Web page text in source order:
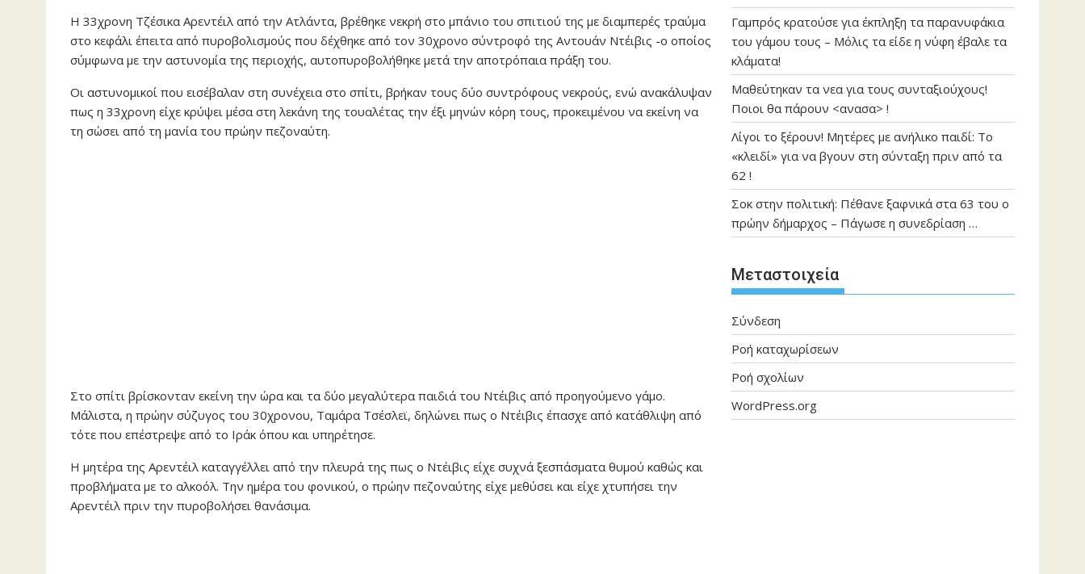
Η 33χρονη Τζέσικα Αρεντέιλ από την Ατλάντα, βρέθηκε νεκρή στο μπάνιο του σπιτιού της με διαμπερές τραύμα
στο κεφάλι έπειτα από πυροβολισμούς που δέχθηκε από τον 30χρονο σύντροφό της Αντουάν Ντέιβις -ο οποίος
σύμφωνα με την αστυνομία της περιοχής, αυτοπυροβολήθηκε μετά την αποτρόπαια πράξη του.
Οι αστυνομικοί που εισέβαλαν στη συνέχεια στο σπίτι, βρήκαν τους δύο συντρόφους νεκρούς, ενώ ανακάλυψαν
πως η 33χρονη είχε κρύψει μέσα στη λεκάνη της τουαλέτας την έξι μηνών κόρη τους, προκειμένου να εκείνη να
τη σώσει από τη μανία του πρώην πεζοναύτη.
Στο σπίτι βρίσκονταν εκείνη την ώρα και τα δύο μεγαλύτερα παιδιά του Ντέιβις από προηγούμενο γάμο.
Μάλιστα, η πρώην σύζυγος του 30χρονου, Ταμάρα Τσέσλεϊ, δηλώνει πως ο Ντέιβις έπασχε από κατάθλιψη από
τότε που επέστρεψε από το Ιράκ όπου και υπηρέτησε.
Η μητέρα της Αρεντέιλ καταγγέλλει από την πλευρά της πως ο Ντέιβις είχε συχνά ξεσπάσματα θυμού καθώς και
προβλήματα με το αλκοόλ. Την ημέρα του φονικού, ο πρώην πεζοναύτης είχε μεθύσει και είχε χτυπήσει την
Αρεντέιλ πριν την πυροβολήσει θανάσιμα.
Γαμπρός κρατούσε για έκπληξη τα παρανυφάκια
του γάμου τους – Μόλις τα είδε η νύφη έβαλε τα
κλάματα!
Μαθεύτηκαν τα νεα για τους συνταξιούχους!
Ποιοι θα πάρουν <ανασα> !
Λίγοι το ξέρουν! Μητέρες με ανήλικο παιδί: Το
«κλειδί» για να βγουν στη σύνταξη πριν από τα
62 !
Σοκ στην πολιτική: Πέθανε ξαφνικά στα 63 του ο
πρώην δήμαρχος – Πάγωσε η συνεδρίαση …
Μεταστοιχεία
Σύνδεση
Ροή καταχωρίσεων
Ροή σχολίων
WordPress.org